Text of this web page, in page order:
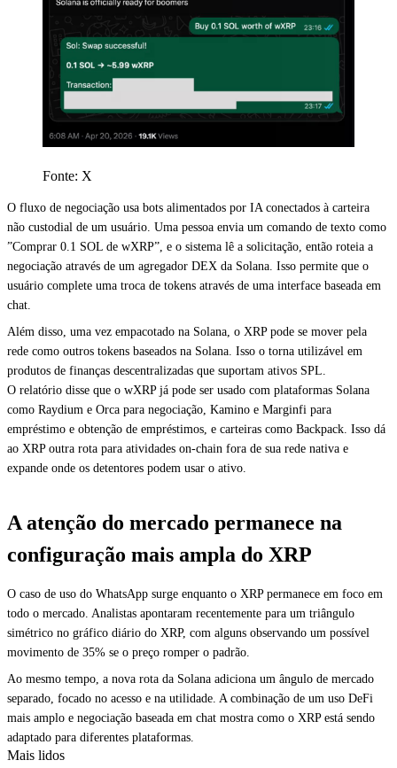
Fonte: X
O fluxo de negociação usa bots alimentados por IA conectados à carteira
não custodial de um usuário. Uma pessoa envia um comando de texto como
”Comprar 0.1 SOL de wXRP”, e o sistema lê a solicitação, então roteia a
negociação através de um agregador DEX da Solana. Isso permite que o
usuário complete uma troca de tokens através de uma interface baseada em
chat.
Além disso, uma vez empacotado na Solana, o XRP pode se mover pela
rede como outros tokens baseados na Solana. Isso o torna utilizável em
produtos de finanças descentralizadas que suportam ativos SPL.
O relatório disse que o wXRP já pode ser usado com plataformas Solana
como Raydium e Orca para negociação, Kamino e Marginfi para
empréstimo e obtenção de empréstimos, e carteiras como Backpack. Isso dá
ao XRP outra rota para atividades on-chain fora de sua rede nativa e
expande onde os detentores podem usar o ativo.
A atenção do mercado permanece na
configuração mais ampla do XRP
O caso de uso do WhatsApp surge enquanto o XRP permanece em foco em
todo o mercado. Analistas apontaram recentemente para um triângulo
simétrico no gráfico diário do XRP, com alguns observando um possível
movimento de 35% se o preço romper o padrão.
Ao mesmo tempo, a nova rota da Solana adiciona um ângulo de mercado
separado, focado no acesso e na utilidade. A combinação de um uso DeFi
mais amplo e negociação baseada em chat mostra como o XRP está sendo
adaptado para diferentes plataformas.
Mais lidos